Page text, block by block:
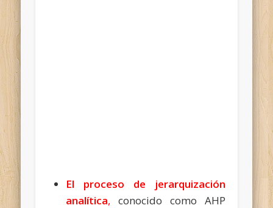
El proceso de jerarquización
analítica, conocido como AHP